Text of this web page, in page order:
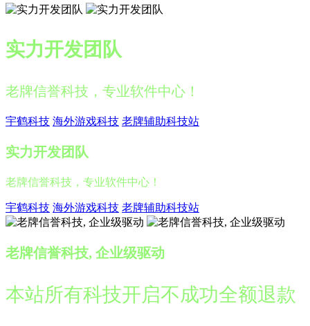
实力开发团队
老牌信誉科技，专业软件中心！
宇鹤科技 海外游戏科技 老牌辅助科技站
实力开发团队
老牌信誉科技，专业软件中心！
宇鹤科技 海外游戏科技 老牌辅助科技站
老牌信誉科技, 企业级驱动
本站所有科技开启不成功全额退款